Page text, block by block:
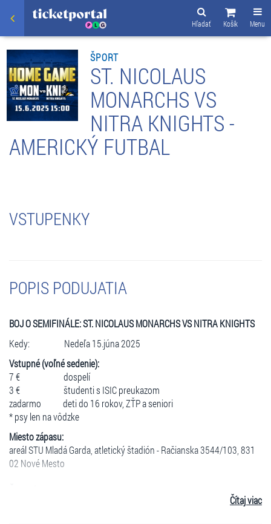
Menu
Košík
Hľadať
ŠPORT
ST. NICOLAUS
MONARCHS VS
NITRA KNIGHTS -
AMERICKÝ FUTBAL
VSTUPENKY
POPIS PODUJATIA
BOJ O SEMIFINÁLE: ST. NICOLAUS MONARCHS VS NITRA KNIGHTS
Kedy: Nedeľa 15.júna 2025
Vstupné (voľné sedenie):
7 € dospelí
3 € študenti s ISIC preukazom
zadarmo deti do 16 rokov, ZŤP a seniori
* psy len na vôdzke
Miesto zápasu:
areál STU Mladá Garda, atletický štadión - Račianska 3544/103, 831
02 Nové Mesto
Čítaj viac